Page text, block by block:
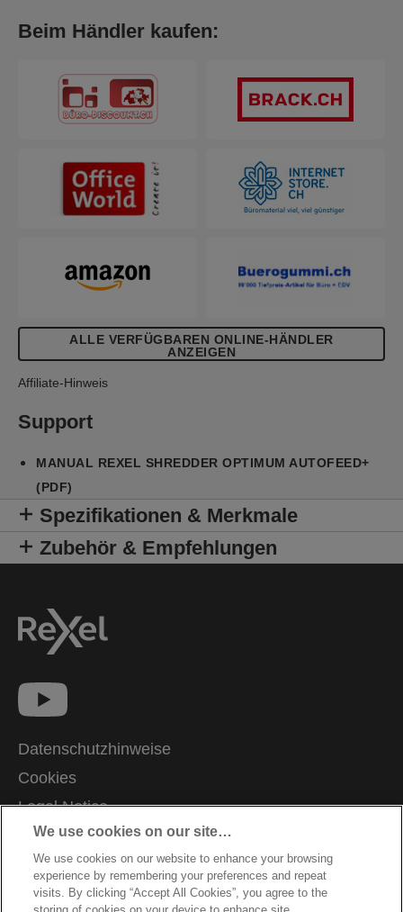
Büros geeignet. Sie müssen weder Papier einzeln
Beim Händler kaufen:
ALLE VERFÜGBAREN ONLINE-HÄNDLER
ANZEIGEN
Affiliate-Hinweis
Support
MANUAL REXEL SHREDDER OPTIMUM AUTOFEED+
(PDF)
Spezifikationen & Merkmale
Zubehör & Empfehlungen
Datenschutzhinweise
Cookies
Legal Notice
Impressum
Meine Daten verwalten
Kundenservice
We use cookies on our site…
We use cookies on our website to enhance your browsing
experience by remembering your preferences and repeat
visits. By clicking “Accept All Cookies”, you agree to the